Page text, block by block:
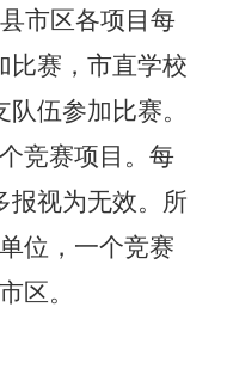
市区各项目每
比赛，市直学校
伍参加比赛。
竞赛项目。每
报视为无效。所
位，一个竞赛
区。